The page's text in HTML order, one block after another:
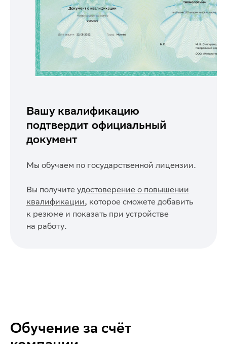
Вашу квалификацию
подтвердит официальный
документ
Мы обучаем по государственной лицензии.
Вы получите удостоверение о повышении
квалификации, которое сможете добавить
к резюме и показать при устройстве
на работу.
Обучение за счёт